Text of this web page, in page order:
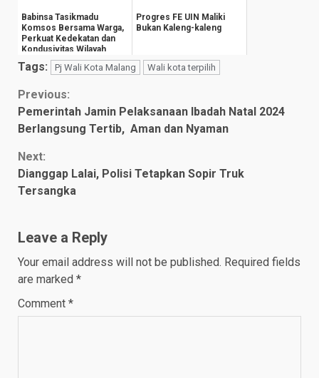
Babinsa Tasikmadu
Komsos Bersama Warga,
Perkuat Kedekatan dan
Kondusivitas Wilayah
Progres FE UIN Maliki
Bukan Kaleng-kaleng
Tags: Pj Wali Kota Malang Wali kota terpilih
Continue
Reading
Previous:
Pemerintah Jamin Pelaksanaan Ibadah Natal 2024
Berlangsung Tertib, Aman dan Nyaman
Next:
Dianggap Lalai, Polisi Tetapkan Sopir Truk
Tersangka
Leave a Reply
Your email address will not be published. Required fields
are marked *
Comment *